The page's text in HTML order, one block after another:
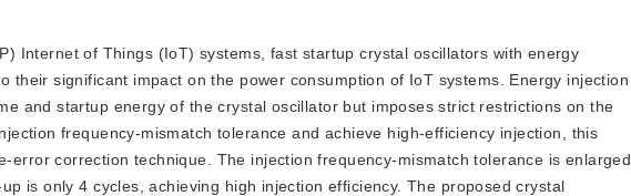
Internet of Things (IoT) systems, fast startup crystal oscillators with energy
their significant impact on the power consumption of IoT systems. Energy injection
and startup energy of the crystal oscillator but imposes strict restrictions on the
frequency-mismatch tolerance and achieve high-efficiency injection, this
error correction technique. The injection frequency-mismatch tolerance is enlarged
is only 4 cycles, achieving high injection efficiency. The proposed crystal